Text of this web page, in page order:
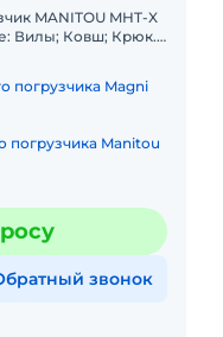
MANITOU MHT-X
Вилы; Ковш; Крюк.
погрузчика Magni
погрузчика Manitou
звонок